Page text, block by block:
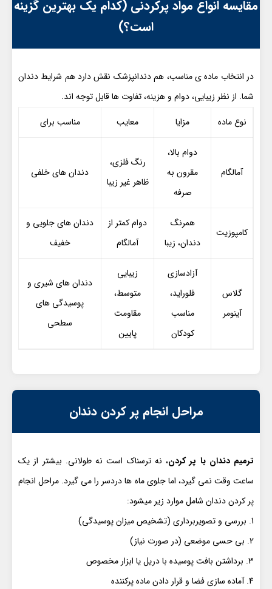
مقایسه انواع مواد پرکردنی (کدام یک بهترین گزینه
است؟)
در انتخاب ماده ی مناسب، هم دندانپزشک نقش دارد هم شرایط دندان
شما. از نظر زیبایی، دوام و هزینه، تفاوت ها قابل توجه اند.
نوع ماده
مزایا معایب مناسب برای
آمالگام
دوام بالا،
مقرون به
صرفه
رنگ فلزی،
ظاهر غیر زیبا
دندان های خلفی
کامپوزیت
همرنگ
دندان، زیبا
دوام کمتر از
آمالگام
دندان های جلویی و
خفیف
گلاس
آینومر
آزادسازی
فلوراید،
مناسب
کودکان
زیبایی
متوسط،
مقاومت
پایین
دندان های شیری و
پوسیدگی های
سطحی
مراحل انجام پر کردن دندان
ترمیم دندان با پر کردن، نه ترسناک است نه طولانی. بیشتر از یک
ساعت وقت نمی گیرد، اما جلوی ماه ها دردسر را می گیرد. مراحل انجام
پر کردن دندان شامل موارد زیر میشود:
بررسی و تصویربرداری (تشخیص میزان پوسیدگی)
بی حسی موضعی (در صورت نیاز)
برداشتن بافت پوسیده با دریل یا ابزار مخصوص
آماده سازی فضا و قرار دادن ماده پرکننده